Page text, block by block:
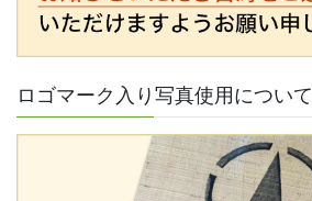
ロゴマーク入り写真使用について